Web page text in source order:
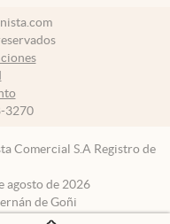
3270
Comercial S.A Registro de
agosto de 2026
de Goñi